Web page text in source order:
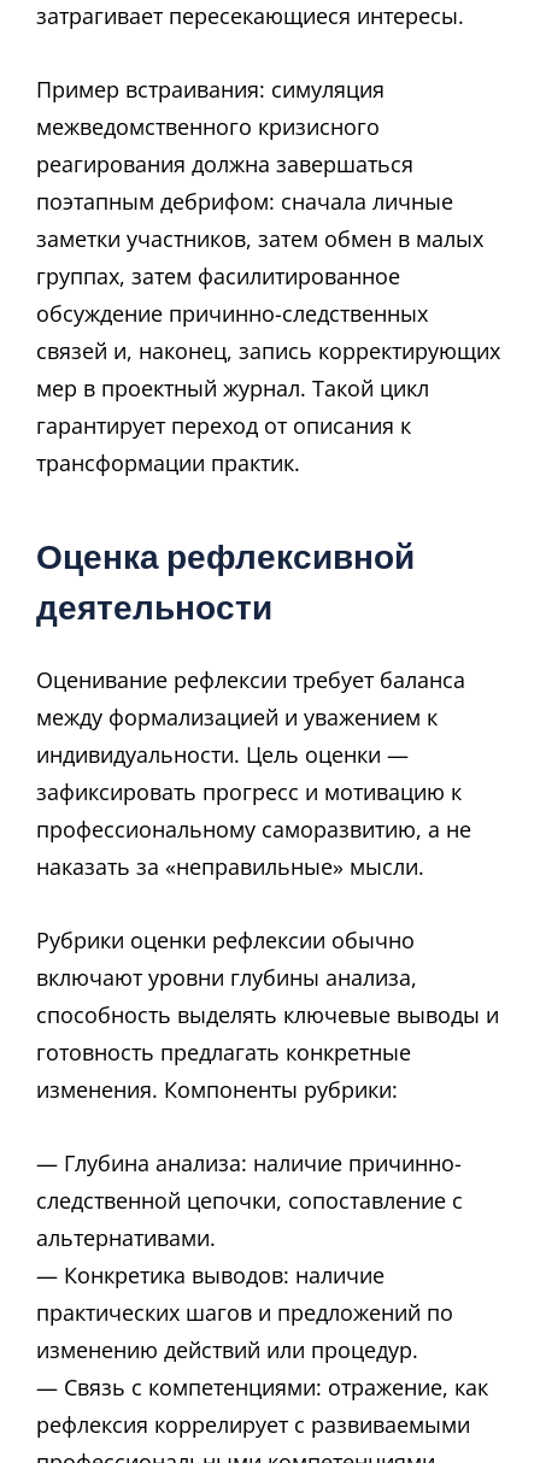
затрагивает пересекающиеся интересы.
Пример встраивания: симуляция
межведомственного кризисного
реагирования должна завершаться
поэтапным дебрифом: сначала личные
заметки участников, затем обмен в малых
группах, затем фасилитированное
обсуждение причинно-следственных
связей и, наконец, запись корректирующих
мер в проектный журнал. Такой цикл
гарантирует переход от описания к
трансформации практик.
Оценка рефлексивной
деятельности
Оценивание рефлексии требует баланса
между формализацией и уважением к
индивидуальности. Цель оценки —
зафиксировать прогресс и мотивацию к
профессиональному саморазвитию, а не
наказать за «неправильные» мысли.
Рубрики оценки рефлексии обычно
включают уровни глубины анализа,
способность выделять ключевые выводы и
готовность предлагать конкретные
изменения. Компоненты рубрики:
— Глубина анализа: наличие причинно-
следственной цепочки, сопоставление с
альтернативами.
— Конкретика выводов: наличие
практических шагов и предложений по
изменению действий или процедур.
— Связь с компетенциями: отражение, как
рефлексия коррелирует с развиваемыми